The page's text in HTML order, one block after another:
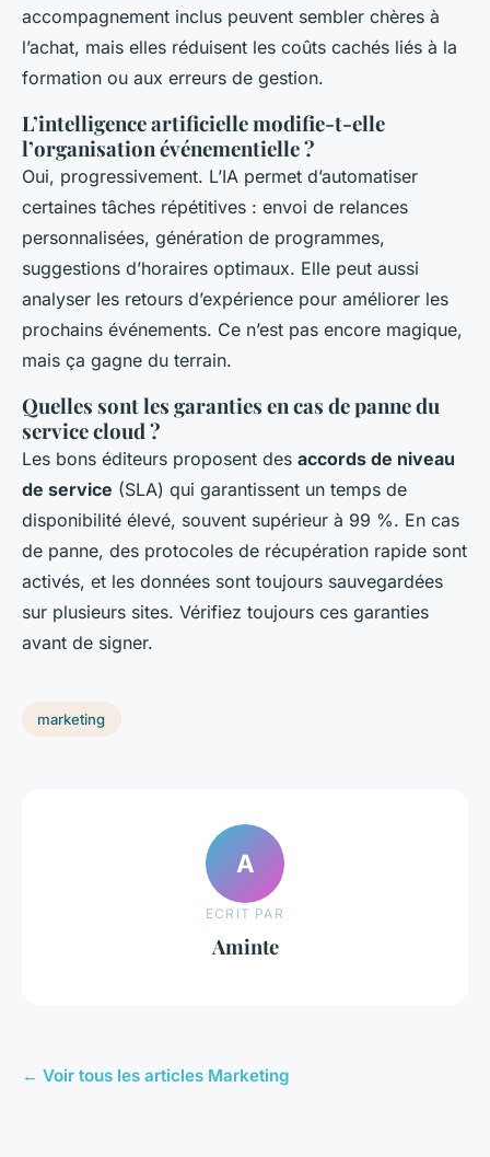
accompagnement inclus peuvent sembler chères à
l’achat, mais elles réduisent les coûts cachés liés à la
formation ou aux erreurs de gestion.
L’intelligence artificielle modifie-t-elle
l’organisation événementielle ?
Oui, progressivement. L’IA permet d’automatiser
certaines tâches répétitives : envoi de relances
personnalisées, génération de programmes,
suggestions d’horaires optimaux. Elle peut aussi
analyser les retours d’expérience pour améliorer les
prochains événements. Ce n’est pas encore magique,
mais ça gagne du terrain.
Quelles sont les garanties en cas de panne du
service cloud ?
Les bons éditeurs proposent des accords de niveau
de service (SLA) qui garantissent un temps de
disponibilité élevé, souvent supérieur à 99 %. En cas
de panne, des protocoles de récupération rapide sont
activés, et les données sont toujours sauvegardées
sur plusieurs sites. Vérifiez toujours ces garanties
avant de signer.
marketing
A
ECRIT PAR
Aminte
← Voir tous les articles Marketing